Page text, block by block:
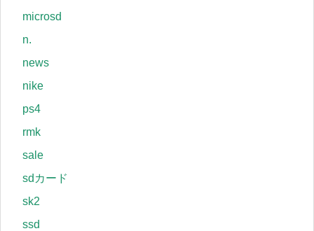
microsd
n.
news
nike
ps4
rmk
sale
sdカード
sk2
ssd